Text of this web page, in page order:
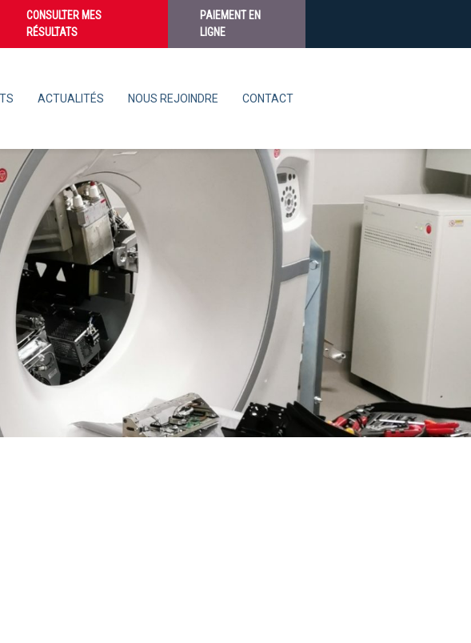
CONSULTER MES
RÉSULTATS
PAIEMENT EN
LIGNE
ACTUALITÉS NOUS REJOINDRE CONTACT